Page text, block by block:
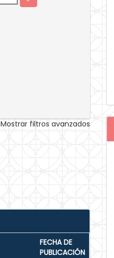
Mostrar filtros avanzados
FECHA DE
PUBLICACIÓN